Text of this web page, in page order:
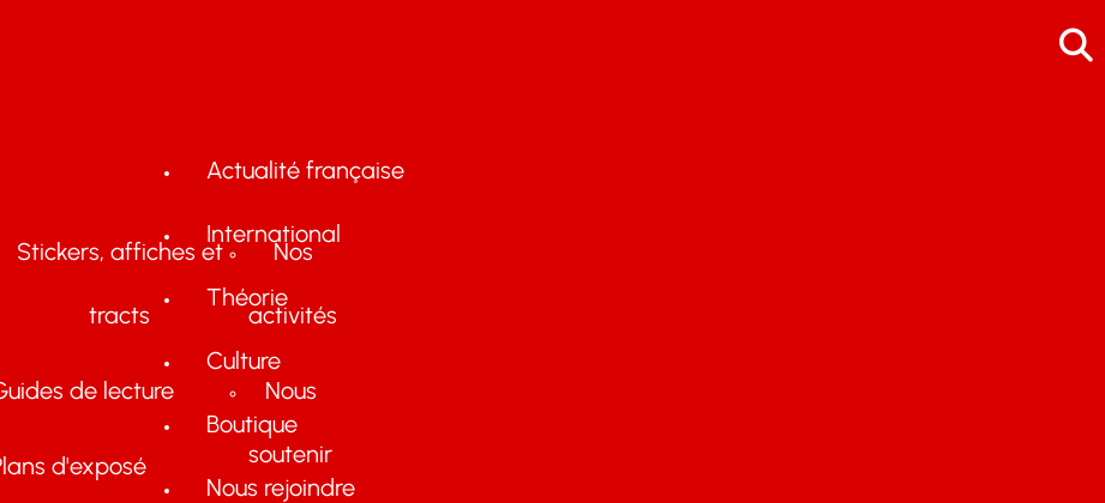
Stickers, affiches et
tracts
de lecture
d'exposé
Nos
activités
Nous
soutenir
Actualité française
International
Théorie
Culture
Boutique
Nous rejoindre